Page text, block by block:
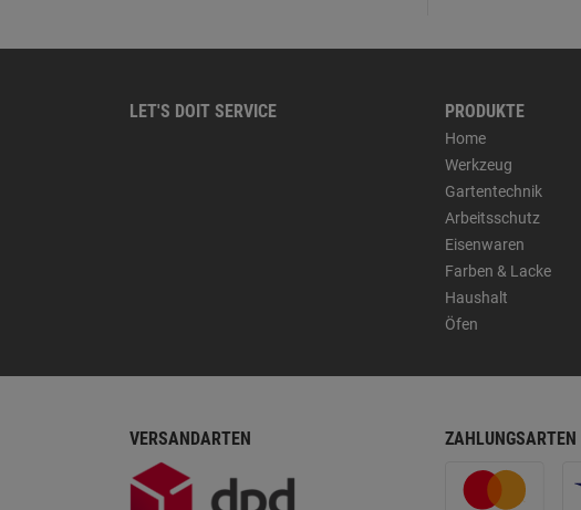
LET'S DOIT SERVICE PRODUKTE
Home
Werkzeug
Gartentechnik
Arbeitsschutz
Eisenwaren
Farben & Lacke
Haushalt
Öfen
VERSANDARTEN ZAHLUNGSARTEN